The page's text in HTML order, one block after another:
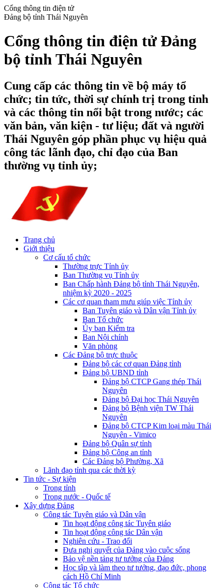
Cổng thông tin điện tử
Đảng bộ tỉnh Thái Nguyên
Cổng thông tin điện tử Đảng
bộ tỉnh Thái Nguyên
Cung cấp các thông tin về bộ máy tổ
chức; tin tức, thời sự chính trị trong tỉnh
và các thông tin nổi bật trong nước; các
văn bản, văn kiện - tư liệu; đất và người
Thái Nguyên góp phần phục vụ hiệu quả
công tác lãnh đạo, chỉ đạo của Ban
thường vụ tỉnh ủy;
Trang chủ
Giới thiệu
Cơ cấu tổ chức
Thường trực Tỉnh ủy
Ban Thường vụ Tỉnh ủy
Ban Chấp hành Đảng bộ tỉnh Thái Nguyên,
nhiệm kỳ 2020 - 2025
Các cơ quan tham mưu giúp việc Tỉnh ủy
Ban Tuyên giáo và Dân vận Tỉnh ủy
Ban Tổ chức
Ủy ban Kiểm tra
Ban Nội chính
Văn phòng
Các Đảng bộ trực thuộc
Đảng bộ các cơ quan Đảng tỉnh
Đảng bộ UBND tỉnh
Đảng bộ CTCP Gang thép Thái
Nguyên
Đảng bộ Đại học Thái Nguyên
Đảng bộ Bệnh viện TW Thái
Nguyên
Đảng bộ CTCP Kim loại màu Thái
Nguyên - Vimico
Đảng bộ Quân sự tỉnh
Đảng bộ Công an tỉnh
Các Đảng bộ Phường, Xã
Lãnh đạo tỉnh qua các thời kỳ
Tin tức - Sự kiện
Trong tỉnh
Trong nước - Quốc tế
Xây dựng Đảng
Công tác Tuyên giáo và Dân vận
Tin hoạt động công tác Tuyên giáo
Tin hoạt động công tác Dân vận
Nghiên cứu - Trao đổi
Đưa nghị quyết của Đảng vào cuộc sống
Bảo vệ nền tảng tư tưởng của Đảng
Học tập và làm theo tư tưởng, đạo đức, phong
cách Hồ Chí Minh
Công tác Tổ chức